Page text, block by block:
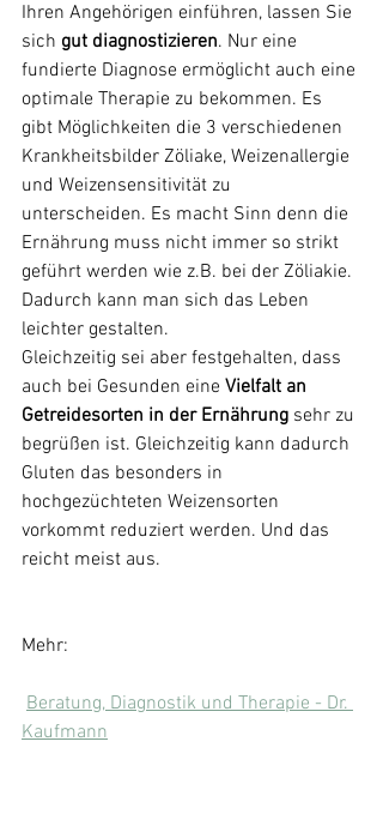
Ihren Angehörigen einführen, lassen Sie
sich gut diagnostizieren. Nur eine
fundierte Diagnose ermöglicht auch eine
optimale Therapie zu bekommen. Es
gibt Möglichkeiten die 3 verschiedenen
Krankheitsbilder Zöliake, Weizenallergie
und Weizensensitivität zu
unterscheiden. Es macht Sinn denn die
Ernährung muss nicht immer so strikt
geführt werden wie z.B. bei der Zöliakie.
Dadurch kann man sich das Leben
leichter gestalten.
Gleichzeitig sei aber festgehalten, dass
auch bei Gesunden eine Vielfalt an
Getreidesorten in der Ernährung sehr zu
begrüßen ist. Gleichzeitig kann dadurch
Gluten das besonders in
hochgezüchteten Weizensorten
vorkommt reduziert werden. Und das
reicht meist aus.
Mehr:
Beratung, Diagnostik und Therapie - Dr.
Kaufmann